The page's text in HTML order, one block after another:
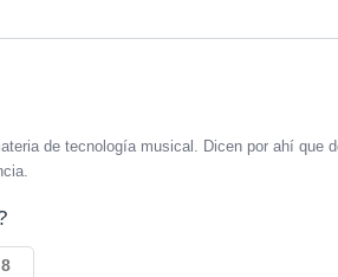
de tecnología musical. Dicen por ahí que
8